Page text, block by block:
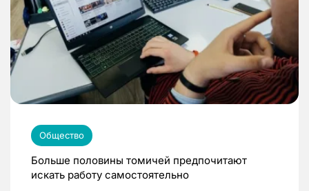
Общество
Больше половины томичей предпочитают
искать работу самостоятельно